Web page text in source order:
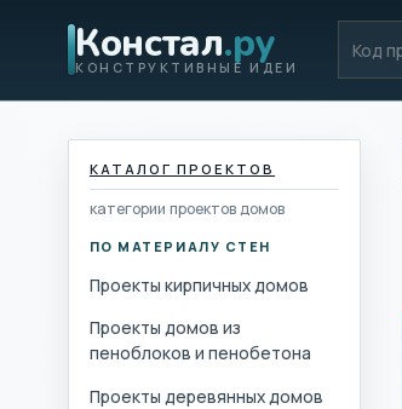
Констал.ру
КОНСТРУКТИВНЫЕ ИДЕИ
КАТАЛОГ ПРОЕКТОВ
категории проектов домов
ПО МАТЕРИАЛУ СТЕН
Проекты кирпичных домов
Проекты домов из
пеноблоков и пенобетона
Проекты деревянных домов